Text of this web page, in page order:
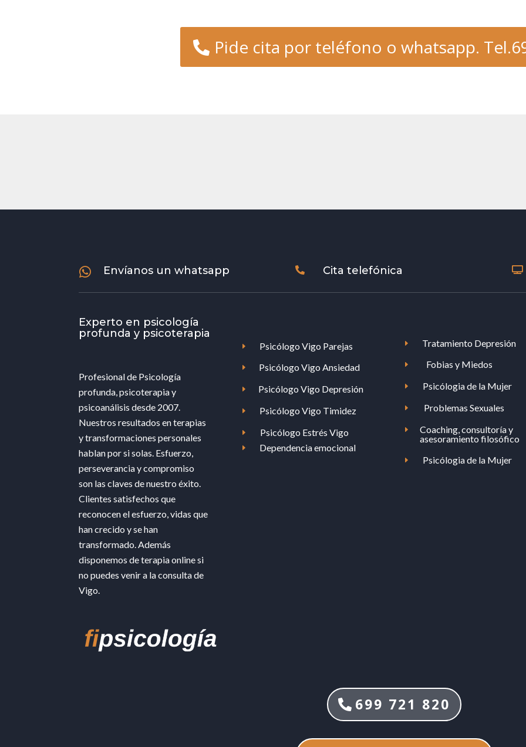
Pide cita por teléfono o whatsapp.
 Envíanos un whatsapp  Cita telefónica 
Experto en psicología
profunda y psicoterapia
Profesional de Psicología
profunda, psicoterapia y
psicoanálisis desde 2007.
Nuestros resultados en terapias
y transformaciones personales
hablan por si solas. Esfuerzo,
perseverancia y compromiso
son las claves de nuestro éxito.
Clientes satisfechos que
reconocen el esfuerzo, vidas que
han crecido y se han
transformado. Además
disponemos de terapia online si
no puedes venir a la consulta de
Vigo.
E Psicólogo Vigo Parejas
E Psicólogo Vigo Ansiedad
E Psicólogo Vigo Depresión
E Psicólogo Vigo Timidez
E Psicólogo Estrés Vigo
E Dependencia emocional
E Tratamiento Depresión
E Fobias y Miedos
E Psicólogia de la Mujer
E Problemas Sexuales
E
Coaching, consultoría y
asesoramiento filosófico
E Psicólogia de la Mujer
699 721 820